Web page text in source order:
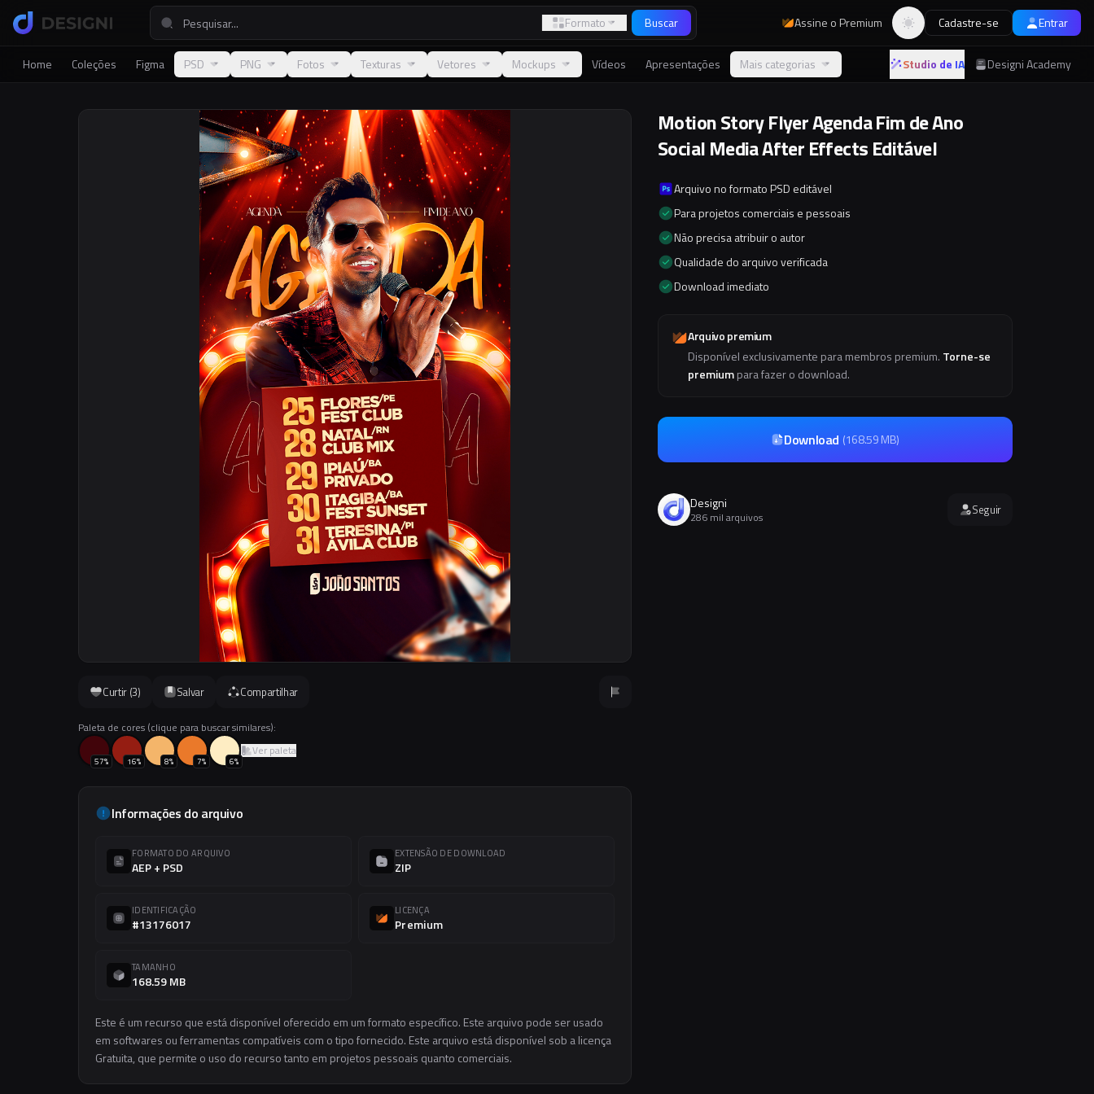
Formato Buscar Assine o Premium Alternar tema
Cadastre-se Entrar
Home Coleções Figma PSD PNG Fotos Texturas Vetores Mockups Vídeos Apresentações Mais categorias Studio de IA Designi Academy
Curtir (3) Salvar Compartilhar
Paleta de cores (clique para buscar similares):
57% 16% 8% 7% 6%
Ver paleta
Informações do arquivo
FORMATO DO ARQUIVO
AEP + PSD
EXTENSÃO DE DOWNLOAD
ZIP
IDENTIFICAÇÃO
#13176017
LICENÇA
Premium
TAMANHO
168.59 MB
Este é um recurso que está disponível oferecido em um formato específico. Este arquivo pode ser usado
em softwares ou ferramentas compatíveis com o tipo fornecido. Este arquivo está disponível sob a licença
Gratuita, que permite o uso do recurso tanto em projetos pessoais quanto comerciais.
Motion Story Flyer Agenda Fim de Ano
Social Media After Effects Editável
Arquivo no formato PSD editável
Para projetos comerciais e pessoais
Não precisa atribuir o autor
Qualidade do arquivo verificada
Download imediato
Arquivo premium
Disponível exclusivamente para membros premium. Torne-se
premiumpara fazer o download.
Download (168.59 MB)
Designi
286 mil arquivos Seguir